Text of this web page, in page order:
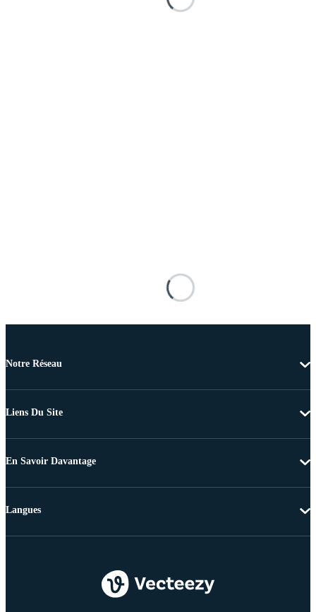
Notre Réseau
Liens Du Site
En Savoir Davantage
Langues